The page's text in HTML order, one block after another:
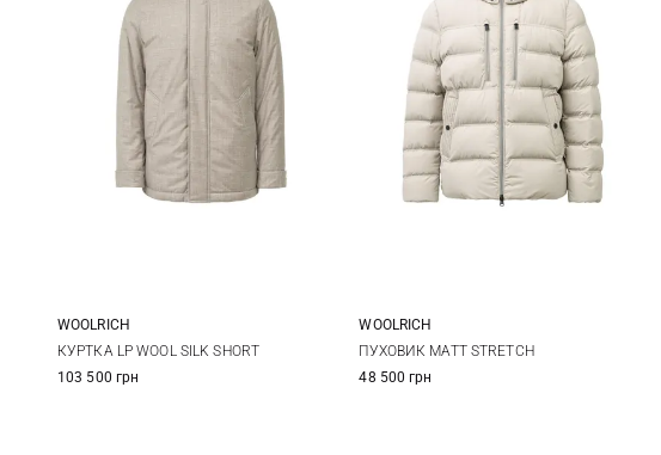
M L XL
WOOLRICH
КУРТКА LP WOOL SILK SHORT
103 500 грн
M L XL
WOOLRICH
ПУХОВИК MATT STRETCH
48 500 грн